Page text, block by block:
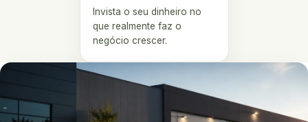
Invista o seu dinheiro no
que realmente faz o
negócio crescer.